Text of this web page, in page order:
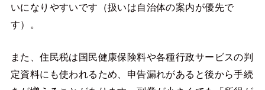
いになりやすいです（扱いは自治体の案内が優先で
す）。
また、住民税は国民健康保険料や各種行政サービスの判
定資料にも使われるため、申告漏れがあると後から手続